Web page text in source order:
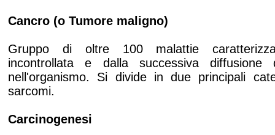
Cancro (o Tumore maligno)
Gruppo di oltre 100 malattie
incontrollata e dalla successiva diffusione
nell'organismo. Si divide in due principali
sarcomi.
Carcinogenesi